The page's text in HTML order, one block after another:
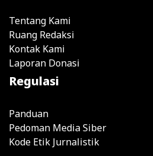
Tentang Kami
Ruang Redaksi
Kontak Kami
Laporan Donasi
Regulasi
Panduan
Pedoman Media Siber
Kode Etik Jurnalistik